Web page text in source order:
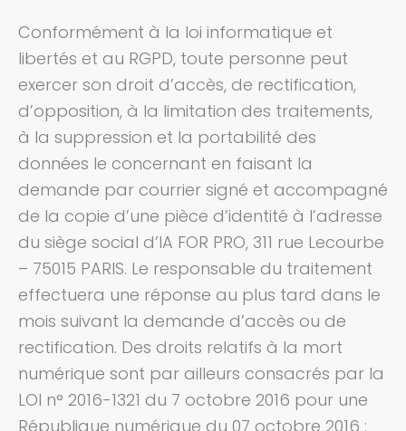
Conformément à la loi informatique et
libertés et au RGPD, toute personne peut
exercer son droit d’accès, de rectification,
d’opposition, à la limitation des traitements,
à la suppression et la portabilité des
données le concernant en faisant la
demande par courrier signé et accompagné
de la copie d’une pièce d’identité à l’adresse
du siège social d’IA FOR PRO, 311 rue Lecourbe
– 75015 PARIS. Le responsable du traitement
effectuera une réponse au plus tard dans le
mois suivant la demande d’accès ou de
rectification. Des droits relatifs à la mort
numérique sont par ailleurs consacrés par la
LOI n° 2016-1321 du 7 octobre 2016 pour une
République numérique du 07 octobre 2016 :